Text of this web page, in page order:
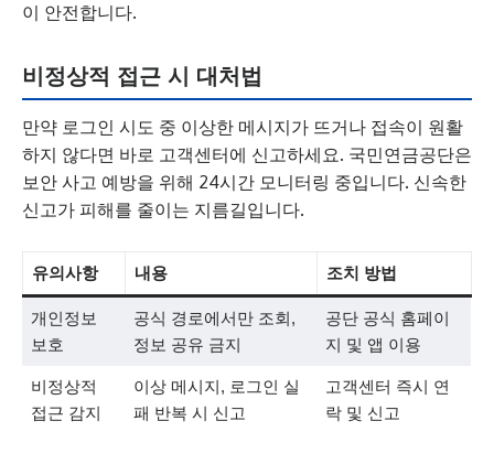
이 안전합니다.
비정상적 접근 시 대처법
만약 로그인 시도 중 이상한 메시지가 뜨거나 접속이 원활
하지 않다면 바로 고객센터에 신고하세요. 국민연금공단은
보안 사고 예방을 위해 24시간 모니터링 중입니다. 신속한
신고가 피해를 줄이는 지름길입니다.
유의사항 내용 조치 방법
개인정보
보호
공식 경로에서만 조회,
정보 공유 금지
공단 공식 홈페이
지 및 앱 이용
비정상적
접근 감지
이상 메시지, 로그인 실
패 반복 시 신고
고객센터 즉시 연
락 및 신고